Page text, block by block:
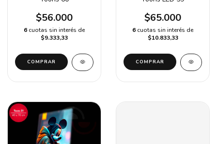
$56.000
6 cuotas sin interés de
$9.333,33
COMPRAR
$65.000
6 cuotas sin interés de
$10.833,33
COMPRAR